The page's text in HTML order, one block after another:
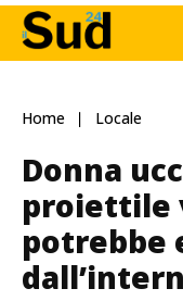
Home Locale
Donna
proiettile
potrebbe